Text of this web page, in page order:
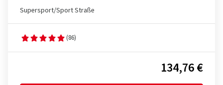
Supersport/Sport Straße
(86)
134,76 €